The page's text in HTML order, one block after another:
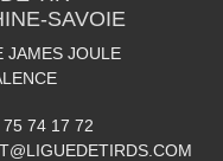
SAVOIE
JAMES JOULE
75 74 17 72